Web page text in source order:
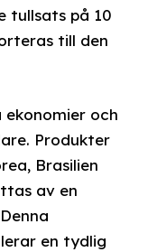
tullsats på 10
till den
och
Produkter
Brasilien
av en
en tydlig